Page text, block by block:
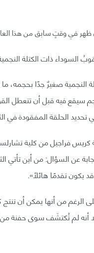
في وقتٍ سابق من هذا العام،
السوداء ذات الكتلة
النجمية صغيرٌ جدًا بحجمه،
سيقع فيه قبل أن تتعطل
الحلقة المفقودة في
كريس فراجيل من كلية
عن السؤال: من أين تأتي
يكون تقدمًا هائلًا».
الرغم من أنها يمكن أن
أنه لم تُكتشَف سوى حفنة